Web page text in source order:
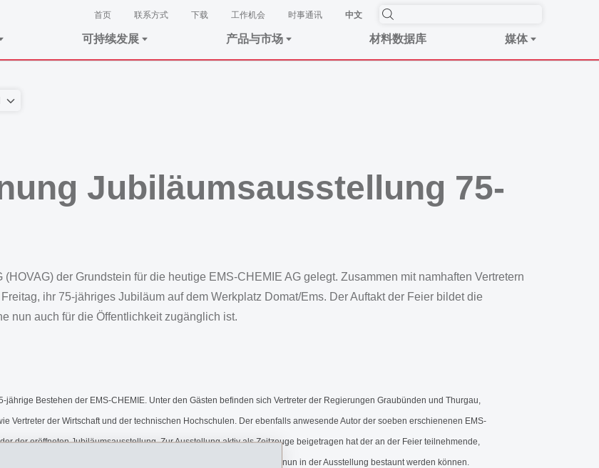
首页 联系方式 下载 工作机会 时事​通讯 中文
可持续发展 产品与市场 材料数据库 媒体
Jubiläumsausstellung 75-
der Grundstein für die heutige EMS-CHEMIE AG gelegt. Zusammen mit namhaften Vertretern
ihr 75-jähriges Jubiläum auf dem Werkplatz Domat/Ems. Der Auftakt der Feier bildet die
nun auch für die Öffentlichkeit zugänglich ist.
Bestehen der EMS-CHEMIE. Unter den Gästen befinden sich Vertreter der Regierungen Graubünden und Thurgau,
Vertreter der Wirtschaft und der technischen Hochschulen. Der ebenfalls anwesende Autor der soeben erschienenen EMS-
der eröffneten Jubiläumsausstellung. Zur Ausstellung aktiv als Zeitzeuge beigetragen hat der an der Feier teilnehmende,
bei der damaligen HOVAG begann und dessen Lehrlingsunterlagen nun in der Ausstellung bestaunt werden können.